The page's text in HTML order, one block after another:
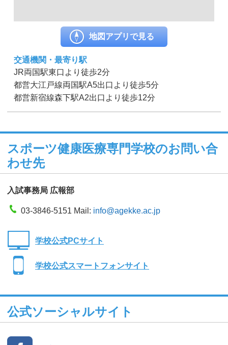
地図アプリで見る
交通機関・最寄り駅
JR両国駅東口より徒歩2分
都営大江戸線両国駅A5出口より徒歩5分
都営新宿線森下駅A2出口より徒歩12分
スポーツ健康医療専門学校のお問い合
わせ先
入試事務局 広報部
03-3846-5151 Mail: info@agekke.ac.jp
学校公式PCサイト
学校公式スマートフォンサイト
公式ソーシャルサイト